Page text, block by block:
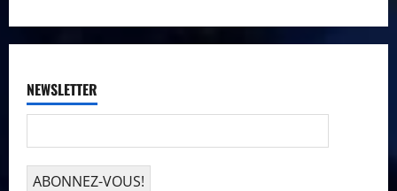
NEWSLETTER